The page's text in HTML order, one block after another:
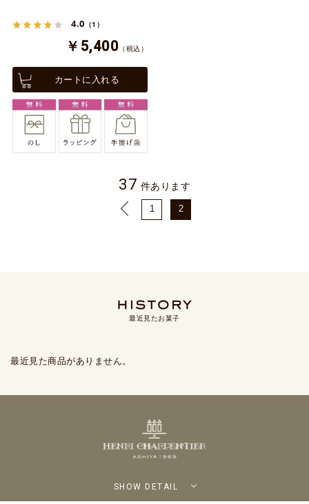
4.0 （1）
￥5,400 （税込）
カートに入れる
37 件あります
1 2
最近見たお菓子
最近見た商品がありません。
SHOW DETAIL